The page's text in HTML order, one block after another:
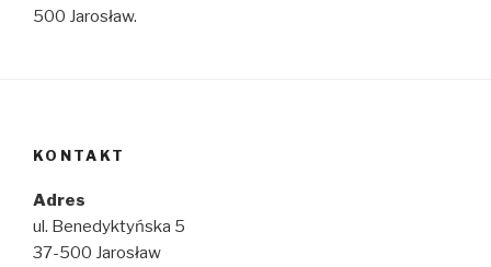
500 Jarosław.
KONTAKT
Adres
ul. Benedyktyńska 5
37-500 Jarosław